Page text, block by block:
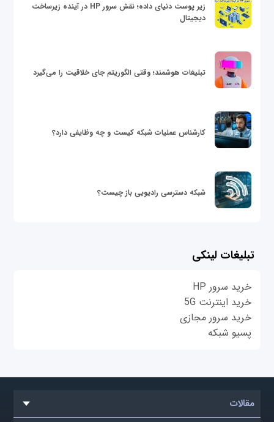
زیر پوست دنیای داده؛ نقش سرور HP در آینده زیرساخت
دیجیتال
تبلیغات هوشمند؛ وقتی الگوریتم جای خلاقیت را می‌گیرد
کارشناس عملیات شبکه کیست و چه وظایفی دارد؟
شبکه دسترسی رادیویی باز چیست؟
تبلیغات لینکی
خرید سرور HP
خرید اینترنت 5G
خرید سرور مجازی
پسیو شبکه
مقالات